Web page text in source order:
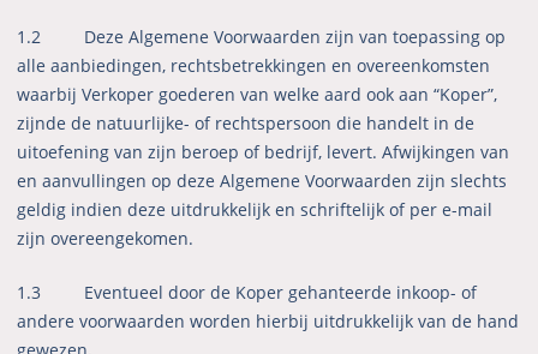
1.2 Deze Algemene Voorwaarden zijn van toepassing op
alle aanbiedingen, rechtsbetrekkingen en overeenkomsten
waarbij Verkoper goederen van welke aard ook aan “Koper”,
zijnde de natuurlijke- of rechtspersoon die handelt in de
uitoefening van zijn beroep of bedrijf, levert.Afwijkingen van
en aanvullingen op deze Algemene Voorwaarden zijn slechts
geldig indien deze uitdrukkelijk en schriftelijk of per e-mail
zijn overeengekomen.
1.3 Eventueel door de Koper gehanteerde inkoop- of
andere voorwaarden worden hierbij uitdrukkelijk van de hand